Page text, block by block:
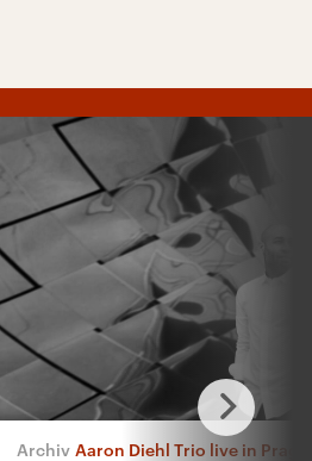
Aaron Diehl Trio live in Prag